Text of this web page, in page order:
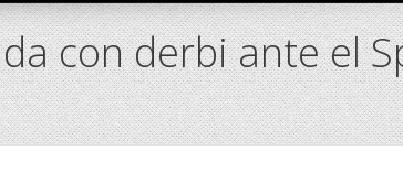
con derbi ante el